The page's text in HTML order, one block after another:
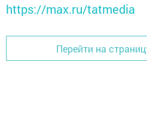
https://max.ru/tatmedia
Перейти на